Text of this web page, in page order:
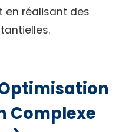
en réalisant des
Complexe